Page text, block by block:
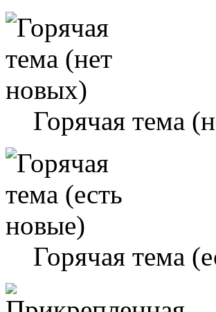
Горячая тема
Горячая тема